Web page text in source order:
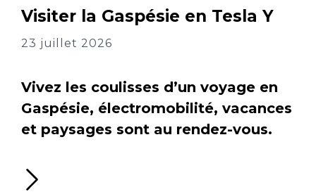
Visiter la Gaspésie en Tesla Y
23 juillet 2026
Vivez les coulisses d’un voyage en
Gaspésie, électromobilité, vacances
et paysages sont au rendez-vous.